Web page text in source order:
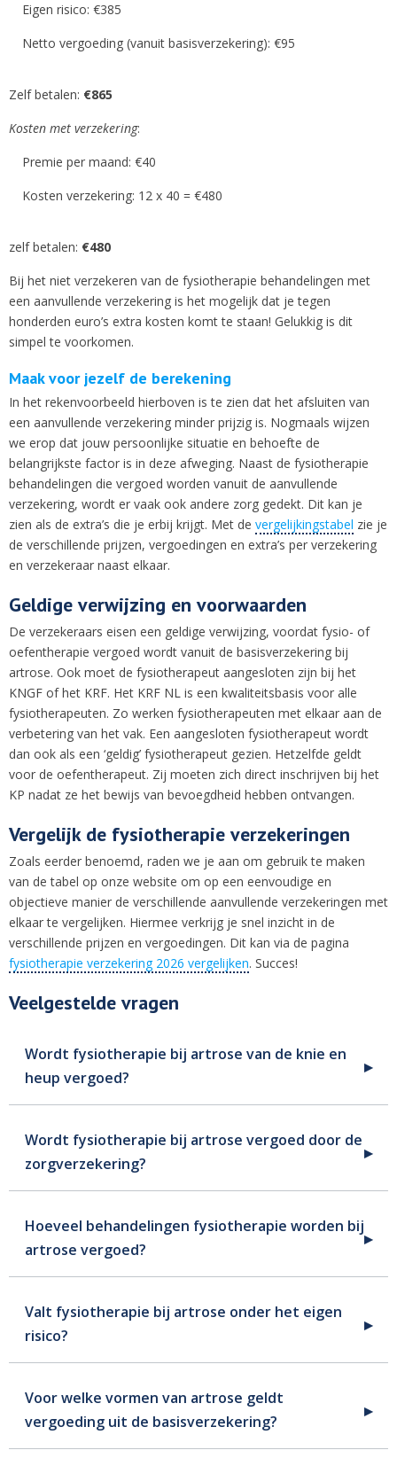
Eigen risico: €385
Netto vergoeding (vanuit basisverzekering): €95
Zelf betalen: €865
Kosten met verzekering:
Premie per maand: €40
Kosten verzekering: 12 x 40 = €480
zelf betalen: €480
Bij het niet verzekeren van de fysiotherapie behandelingen met
een aanvullende verzekering is het mogelijk dat je tegen
honderden euro’s extra kosten komt te staan! Gelukkig is dit
simpel te voorkomen.
Maak voor jezelf de berekening
In het rekenvoorbeeld hierboven is te zien dat het afsluiten van
een aanvullende verzekering minder prijzig is. Nogmaals wijzen
we erop dat jouw persoonlijke situatie en behoefte de
belangrijkste factor is in deze afweging. Naast de fysiotherapie
behandelingen die vergoed worden vanuit de aanvullende
verzekering, wordt er vaak ook andere zorg gedekt. Dit kan je
zien als de extra’s die je erbij krijgt. Met de vergelijkingstabel zie je
de verschillende prijzen, vergoedingen en extra’s per verzekering
en verzekeraar naast elkaar.
Geldige verwijzing en voorwaarden
De verzekeraars eisen een geldige verwijzing, voordat fysio- of
oefentherapie vergoed wordt vanuit de basisverzekering bij
artrose. Ook moet de fysiotherapeut aangesloten zijn bij het
KNGF of het KRF. Het KRF NL is een kwaliteitsbasis voor alle
fysiotherapeuten. Zo werken fysiotherapeuten met elkaar aan de
verbetering van het vak. Een aangesloten fysiotherapeut wordt
dan ook als een ‘geldig’ fysiotherapeut gezien. Hetzelfde geldt
voor de oefentherapeut. Zij moeten zich direct inschrijven bij het
KP nadat ze het bewijs van bevoegdheid hebben ontvangen.
Vergelijk de fysiotherapie verzekeringen
Zoals eerder benoemd, raden we je aan om gebruik te maken
van de tabel op onze website om op een eenvoudige en
objectieve manier de verschillende aanvullende verzekeringen met
elkaar te vergelijken. Hiermee verkrijg je snel inzicht in de
verschillende prijzen en vergoedingen. Dit kan via de pagina
fysiotherapie verzekering 2026 vergelijken. Succes!
Veelgestelde vragen
Wordt fysiotherapie bij artrose van de knie en
heup vergoed?
Wordt fysiotherapie bij artrose vergoed door de
zorgverzekering?
Hoeveel behandelingen fysiotherapie worden bij
artrose vergoed?
Valt fysiotherapie bij artrose onder het eigen
risico?
Voor welke vormen van artrose geldt
vergoeding uit de basisverzekering?